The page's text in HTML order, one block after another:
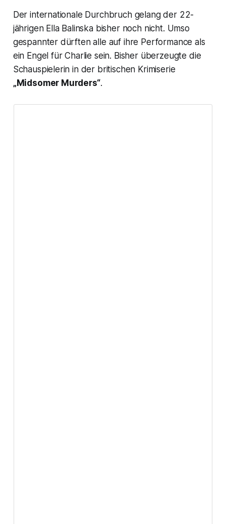
Der internationale Durchbruch gelang der 22-
jährigen Ella Balinska bisher noch nicht. Umso
gespannter dürften alle auf ihre Performance als
ein Engel für Charlie sein. Bisher überzeugte die
Schauspielerin in der britischen Krimiserie
„Midsomer Murders“.